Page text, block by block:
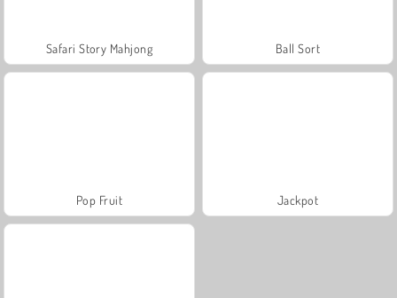
Safari Story Mahjong Ball Sort
Pop Fruit Jackpot